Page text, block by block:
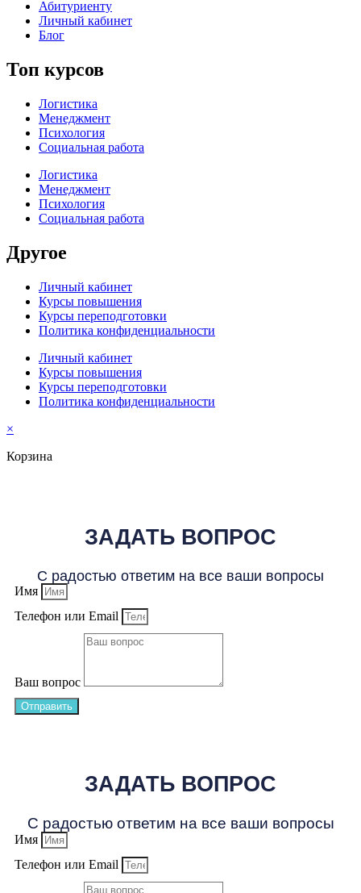
Абитуриенту
Личный кабинет
Блог
Топ курсов
Логистика
Менеджмент
Психология
Социальная работа
Логистика
Менеджмент
Психология
Социальная работа
Другое
Личный кабинет
Курсы повышения
Курсы переподготовки
Политика конфиденциальности
Личный кабинет
Курсы повышения
Курсы переподготовки
Политика конфиденциальности
×
Корзина
ЗАДАТЬ ВОПРОС
С радостью ответим на все ваши вопросы
Имя
Телефон или Email
Ваш вопрос
Отправить
ЗАДАТЬ ВОПРОС
С радостью ответим на все ваши вопросы
Имя
Телефон или Email